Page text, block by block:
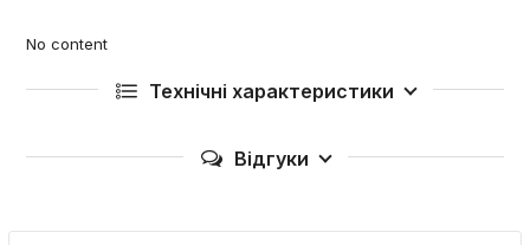
No content
Технічні характеристики
Відгуки